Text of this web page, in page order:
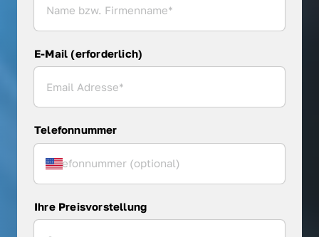
E-Mail (erforderlich)
Telefonnummer
Ihre Preisvorstellung